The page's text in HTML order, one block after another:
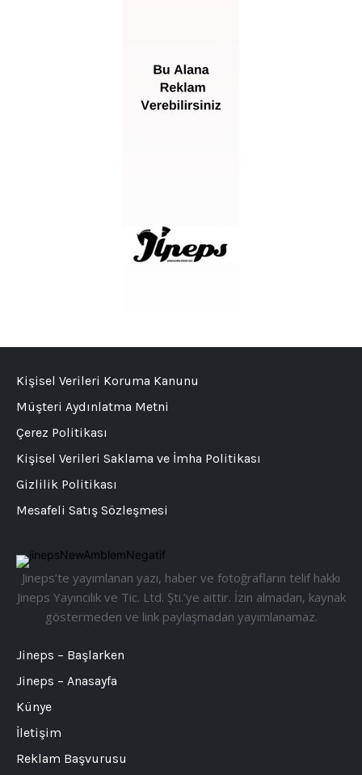
Jineps’te yayımlanan yazı, haber ve fotoğrafların telif hakkı
Jineps Yayıncılık ve Tic. Ltd. Şti.’ye aittir. İzin almadan, kaynak
göstermeden ve link paylaşmadan yayımlanamaz.
Jineps – Başlarken
Jineps – Anasayfa
Künye
İletişim
Reklam Başvurusu
Kişisel Verileri Koruma Kanunu
Müşteri Aydınlatma Metni
Çerez Politikası
Kişisel Verileri Saklama ve İmha Politikası
Gizlilik Politikası
Mesafeli Satış Sözleşmesi